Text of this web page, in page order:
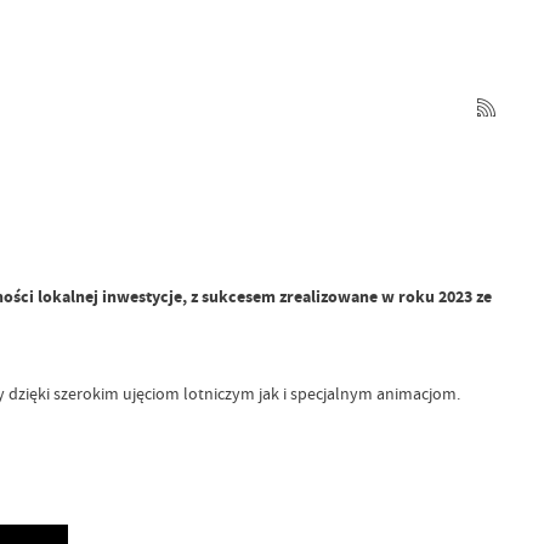
lokalnej inwestycje, z sukcesem zrealizowane w roku 2023 ze
dzięki szerokim ujęciom lotniczym jak i specjalnym animacjom.